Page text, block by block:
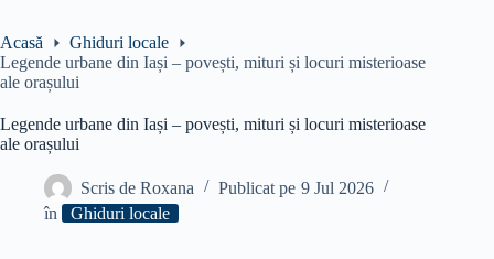
Acasă
Ghiduri locale
Legende urbane din Iași – povești, mituri și locuri misterioase
ale orașului
Legende urbane din Iași – povești, mituri și locuri misterioase
ale orașului
Scris de Roxana Publicat pe 9 Jul 2026
în
Ghiduri locale